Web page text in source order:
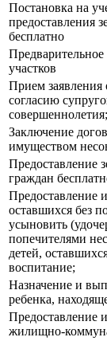
Постановка на
предоставления
бесплатно
Предварительное
участков
Прием заявления
согласию
совершеннолетия;
Заключение
имуществом
Предоставление
граждан
Предоставление
оставшихся без
усыновить
попечителями
детей,
воспитание;
Назначение и
ребенка,
Предоставление
жилищно-